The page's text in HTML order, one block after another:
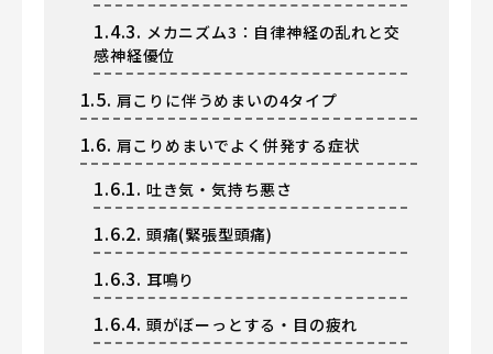
1.4.3. メカニズム3：自律神経の乱れと交
感神経優位
1.5. 肩こりに伴うめまいの4タイプ
1.6. 肩こりめまいでよく併発する症状
1.6.1. 吐き気・気持ち悪さ
1.6.2. 頭痛(緊張型頭痛)
1.6.3. 耳鳴り
1.6.4. 頭がぼーっとする・目の疲れ